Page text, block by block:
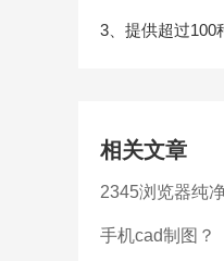
3、提供超过100
相关文章
2345浏览器纯
手机cad制图？